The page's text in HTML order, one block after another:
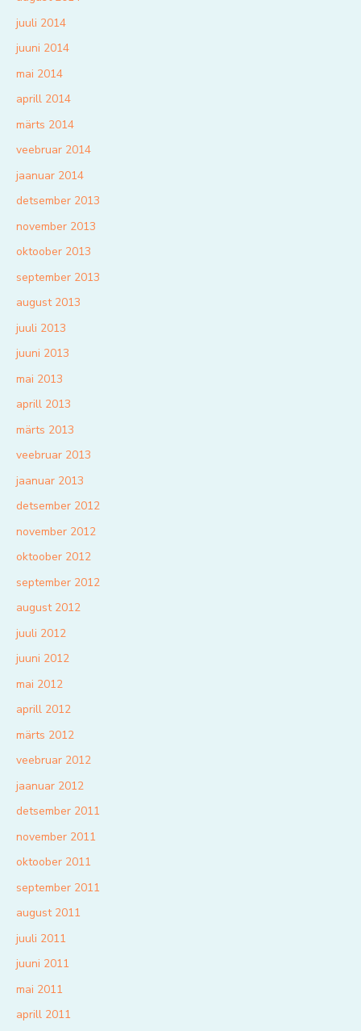
juuli 2014
juuni 2014
mai 2014
aprill 2014
märts 2014
veebruar 2014
jaanuar 2014
detsember 2013
november 2013
oktoober 2013
september 2013
august 2013
juuli 2013
juuni 2013
mai 2013
aprill 2013
märts 2013
veebruar 2013
jaanuar 2013
detsember 2012
november 2012
oktoober 2012
september 2012
august 2012
juuli 2012
juuni 2012
mai 2012
aprill 2012
märts 2012
veebruar 2012
jaanuar 2012
detsember 2011
november 2011
oktoober 2011
september 2011
august 2011
juuli 2011
juuni 2011
mai 2011
aprill 2011